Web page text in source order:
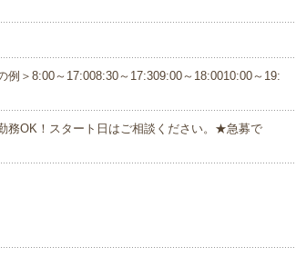
＞8:00～17:008:30～17:309:00～18:0010:00～19:
OK！スタート日はご相談ください。★急募で